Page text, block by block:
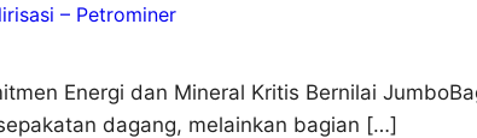
– Petrominer
Energi dan Mineral Kritis Bernilai
dagang, melainkan bagian […]